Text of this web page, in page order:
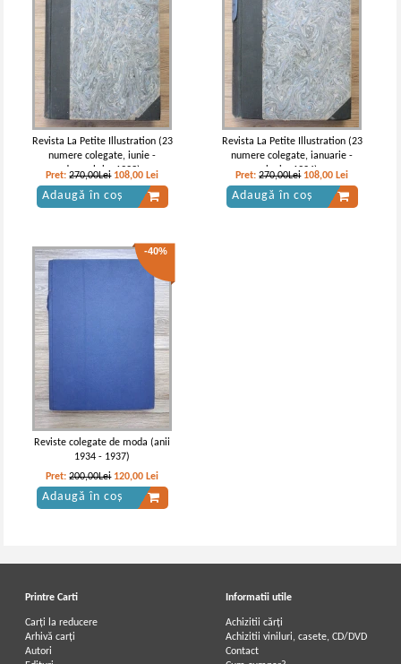
Revista La Petite Illustration (23
numere colegate, iunie -
decembrie, 1923)
Pret:270,00Lei 108,00 Lei
Adaugă în coș
Revista La Petite Illustration (23
numere colegate, ianuarie -
iunie, 1924)
Pret:270,00Lei 108,00 Lei
Adaugă în coș
-40%
Reviste colegate de moda (anii
1934 - 1937)
Pret:200,00Lei 120,00 Lei
Adaugă în coș
Printre Carti
Carți la reducere
Arhivă carți
Autori
Informatii utile
Achizitii cărți
Achizitii viniluri, casete, CD/DVD
Contact